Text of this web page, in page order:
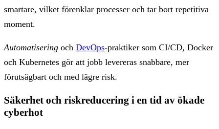
smartare, vilket förenklar processer och tar bort repetitiva
moment.
Automatisering och DevOps-praktiker som CI/CD, Docker
och Kubernetes gör att jobb levereras snabbare, mer
förutsägbart och med lägre risk.
Säkerhet och riskreducering i en tid av ökade
cyberhot